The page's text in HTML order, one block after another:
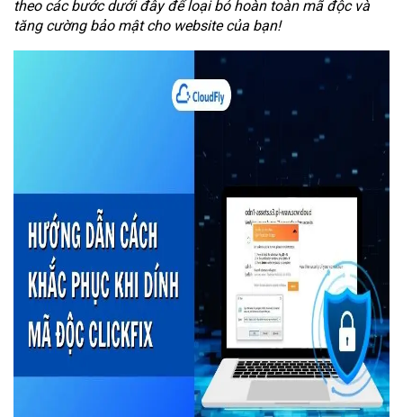
theo các bước dưới đây để loại bỏ hoàn toàn mã độc và
tăng cường bảo mật cho website của bạn!